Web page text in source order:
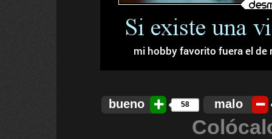
bueno 58 malo